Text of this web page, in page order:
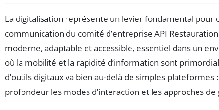
La digitalisation représente un levier fondamental pour
communication du comité d’entreprise API
moderne, adaptable et accessible, essentiel dans un
où la mobilité et la rapidité d’information sont
d’outils digitaux va bien au-delà de simples
profondeur les modes d’interaction et les approches de